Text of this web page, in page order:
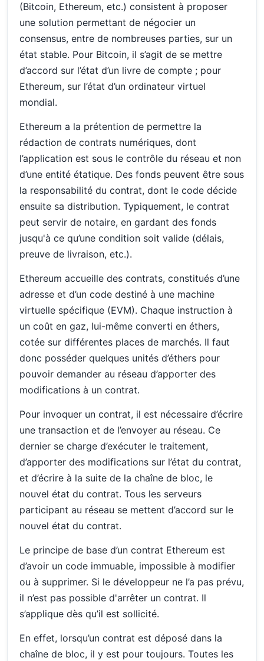
(Bitcoin, Ethereum, etc.) consistent à proposer
une solution permettant de négocier un
consensus, entre de nombreuses parties, sur un
état stable. Pour Bitcoin, il s’agit de se mettre
d’accord sur l’état d’un livre de compte ; pour
Ethereum, sur l’état d’un ordinateur virtuel
mondial.
Ethereum a la prétention de permettre la
rédaction de contrats numériques, dont
l’application est sous le contrôle du réseau et non
d’une entité étatique. Des fonds peuvent être sous
la responsabilité du contrat, dont le code décide
ensuite sa distribution. Typiquement, le contrat
peut servir de notaire, en gardant des fonds
jusqu'à ce qu’une condition soit valide (délais,
preuve de livraison, etc.).
Ethereum accueille des contrats, constitués d’une
adresse et d’un code destiné à une machine
virtuelle spécifique (EVM). Chaque instruction à
un coût en gaz, lui-même converti en éthers,
cotée sur différentes places de marchés. Il faut
donc posséder quelques unités d’éthers pour
pouvoir demander au réseau d’apporter des
modifications à un contrat.
Pour invoquer un contrat, il est nécessaire d’écrire
une transaction et de l’envoyer au réseau. Ce
dernier se charge d’exécuter le traitement,
d’apporter des modifications sur l’état du contrat,
et d’écrire à la suite de la chaîne de bloc, le
nouvel état du contrat. Tous les serveurs
participant au réseau se mettent d’accord sur le
nouvel état du contrat.
Le principe de base d’un contrat Ethereum est
d’avoir un code immuable, impossible à modifier
ou à supprimer. Si le développeur ne l’a pas prévu,
il n’est pas possible d'arrêter un contrat. Il
s’applique dès qu’il est sollicité.
En effet, lorsqu’un contrat est déposé dans la
chaîne de bloc, il y est pour toujours. Toutes les